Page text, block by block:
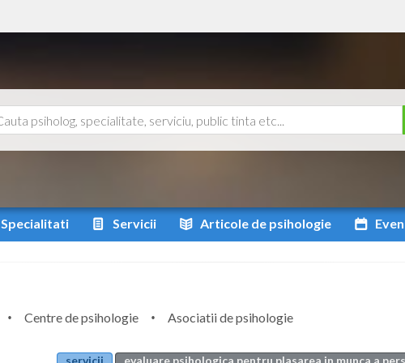
Specialitati Servicii Articole de psihologie
Centre de psihologie
Asociatii de psihologie
servicii
evaluare psihologica pentru plasarea in munca a